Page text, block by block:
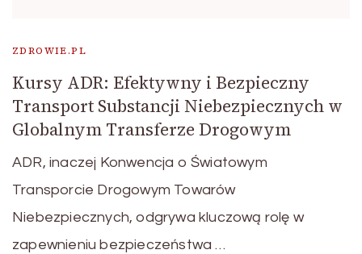
ZDROWIE.PL
Kursy ADR: Efektywny i Bezpieczny
Transport Substancji Niebezpiecznych w
Globalnym Transferze Drogowym
ADR, inaczej Konwencja o Światowym
Transporcie Drogowym Towarów
Niebezpiecznych, odgrywa kluczową rolę w
zapewnieniu bezpieczeństwa …